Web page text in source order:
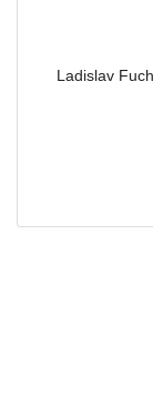
Ladislav